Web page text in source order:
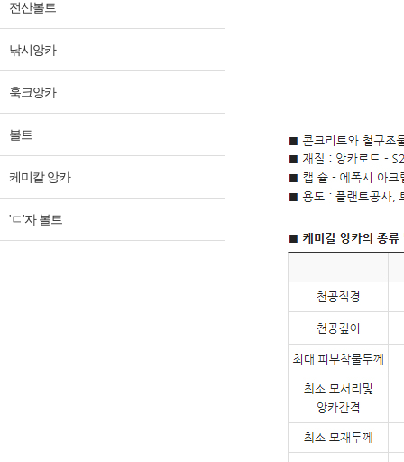
전산볼트
낚시앙카
훅크앙카
볼트
케미칼 앙카
'ㄷ'자 볼트